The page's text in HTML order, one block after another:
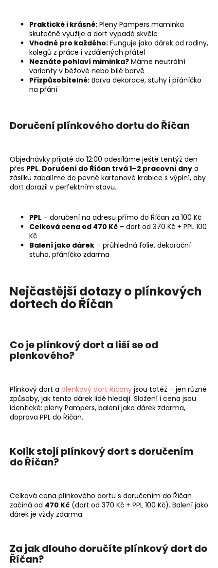
Praktické i krásné: Pleny Pampers maminka
skutečně využije a dort vypadá skvěle
Vhodné pro každého: Funguje jako dárek od rodiny,
kolegů z práce i vzdálených přátel
Neznáte pohlaví miminka? Máme neutrální
varianty v béžové nebo bílé barvě
Přizpůsobitelné: Barva dekorace, stuhy i přáníčko
na přání
Doručení plínkového dortu do Říčan
Objednávky přijaté do 12:00 odesíláme ještě tentýž den
přes PPL. Doručení do Říčan trvá 1–2 pracovní dny a
zásilku zabalíme do pevné kartonové krabice s výplní, aby
dort dorazil v perfektním stavu.
PPL – doručení na adresu přímo do Říčan za 100 Kč
Celková cena od 470 Kč – dort od 370 Kč + PPL 100
Kč
Balení jako dárek – průhledná folie, dekorační
stuha, přáníčko zdarma
Nejčastější dotazy o plínkových
dortech do Říčan
Co je plínkový dort a liší se od
plenkového?
Plínkový dort a plenkový dort Říčany jsou totéž – jen různé
způsoby, jak tento dárek lidé hledají. Složení i cena jsou
identické: pleny Pampers, balení jako dárek zdarma,
doprava PPL do Říčan.
Kolik stojí plínkový dort s doručením
do Říčan?
Celková cena plínkového dortu s doručením do Říčan
začíná od 470 Kč (dort od 370 Kč + PPL 100 Kč). Balení jako
dárek je vždy zdarma.
Za jak dlouho doručíte plínkový dort do
Říčan?
HLEDAT
r
u
j
e
m
PLENKOVÁ
KYTIČKA
PRO
KLUKY